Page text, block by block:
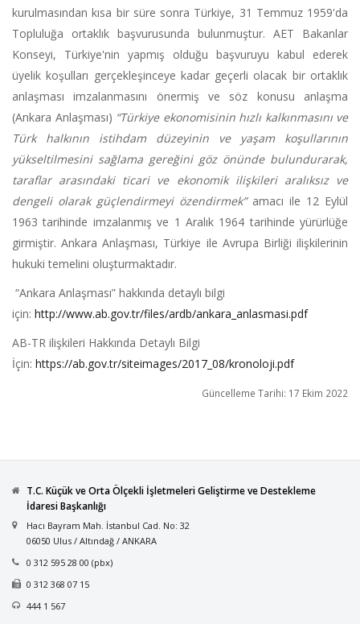
kurulmasından kısa bir süre sonra Türkiye, 31 Temmuz 1959'da
Topluluğa ortaklık başvurusunda bulunmuştur. AET Bakanlar
Konseyi, Türkiye'nin yapmış olduğu başvuruyu kabul ederek
üyelik koşulları gerçekleşinceye kadar geçerli olacak bir ortaklık
anlaşması imzalanmasını önermiş ve söz konusu anlaşma
(Ankara Anlaşması) “Türkiye ekonomisinin hızlı kalkınmasını ve
Türk halkının istihdam düzeyinin ve yaşam koşullarının
yükseltilmesini sağlama gereğini göz önünde bulundurarak,
taraflar arasındaki ticari ve ekonomik ilişkileri aralıksız ve
dengeli olarak güçlendirmeyi özendirmek”amacı ile 12 Eylül
1963 tarihinde imzalanmış ve 1 Aralık 1964 tarihinde yürürlüğe
girmiştir. Ankara Anlaşması, Türkiye ile Avrupa Birliği ilişkilerinin
hukuki temelini oluşturmaktadır.
“Ankara Anlaşması” hakkında detaylı bilgi
için: http://www.ab.gov.tr/files/ardb/ankara_anlasmasi.pdf
AB-TR ilişkileri Hakkında Detaylı Bilgi
İçin: https://ab.gov.tr/siteimages/2017_08/kronoloji.pdf
Güncelleme Tarihi: 17 Ekim 2022
T.C. Küçük ve Orta Ölçekli İşletmeleri Geliştirme ve Destekleme
İdaresi Başkanlığı
Hacı Bayram Mah. İstanbul Cad. No: 32
06050 Ulus / Altındağ / ANKARA
0 312 595 28 00 (pbx)
0 312 368 07 15
444 1 567